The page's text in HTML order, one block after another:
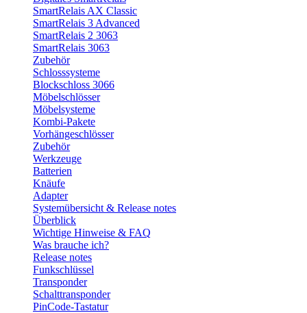
SmartRelais AX Classic
SmartRelais 3 Advanced
SmartRelais 2 3063
SmartRelais 3063
Zubehör
Schlosssysteme
Blockschloss 3066
Möbelschlösser
Möbelsysteme
Kombi-Pakete
Vorhängeschlösser
Zubehör
Werkzeuge
Batterien
Knäufe
Adapter
Systemübersicht & Release notes
Überblick
Wichtige Hinweise & FAQ
Was brauche ich?
Release notes
Funkschlüssel
Transponder
Schalttransponder
PinCode-Tastatur